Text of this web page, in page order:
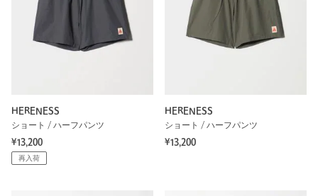
HERENESS
ショート / ハーフパンツ
¥13,200
再入荷
HERENESS
ショート / ハーフパンツ
¥13,200